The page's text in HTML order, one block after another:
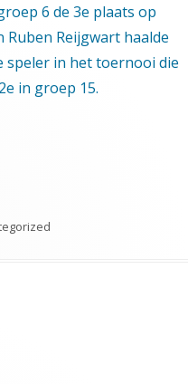
6 de 3e plaats op
Reijgwart haalde
speler in het toernooi die
in groep 15.